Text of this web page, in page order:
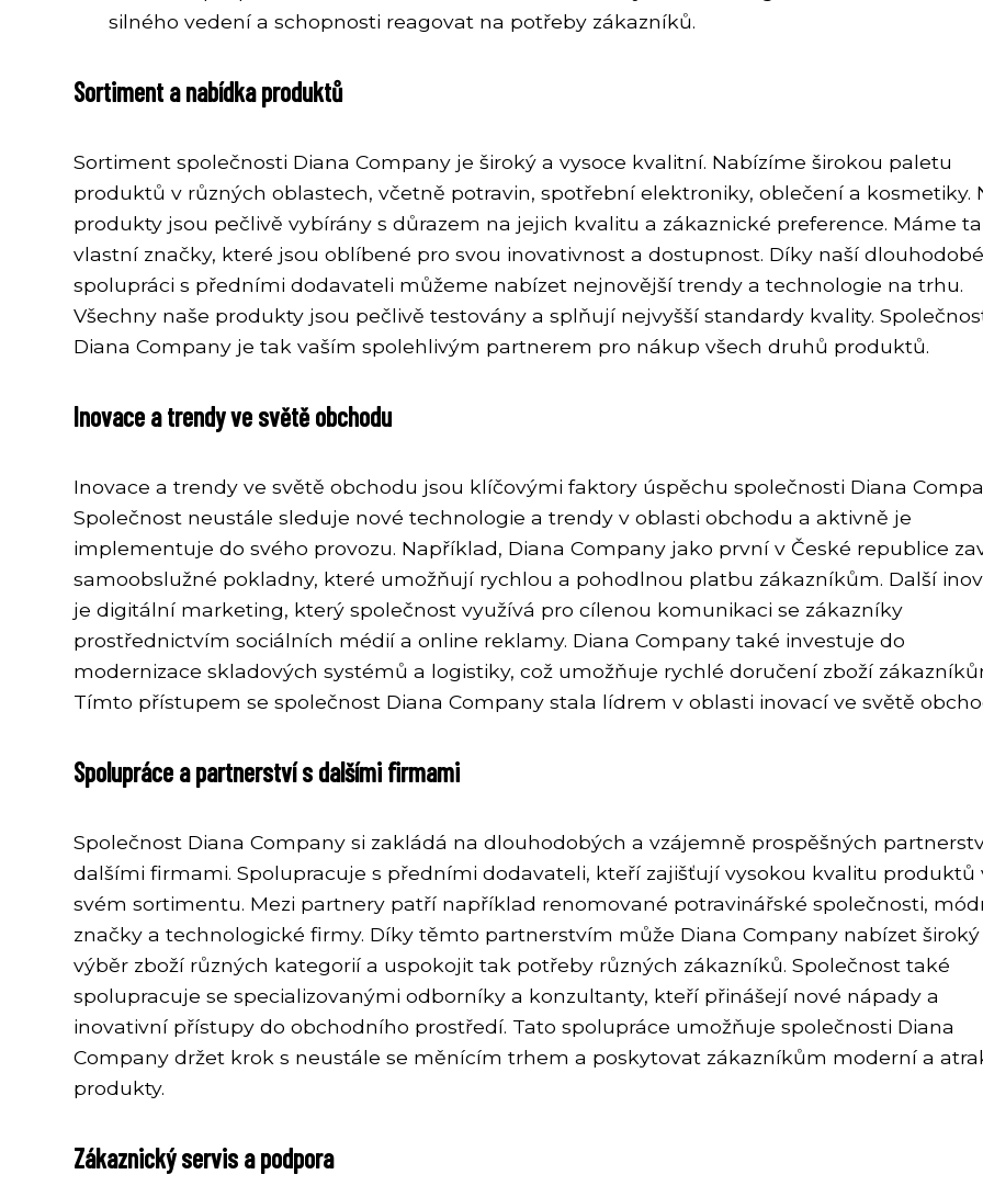
silného vedení a schopnosti reagovat na potřeby zákazníků.
Sortiment a nabídka produktů
Sortiment společnosti Diana Company je široký a vysoce kvalitní. Nabízíme širokou paletu
produktů v různých oblastech, včetně potravin, spotřební elektroniky, oblečení a kosmetiky.
produkty jsou pečlivě vybírány s důrazem na jejich kvalitu a zákaznické preference. Máme
vlastní značky, které jsou oblíbené pro svou inovativnost a dostupnost. Díky naší dlouhodobé
spolupráci s předními dodavateli můžeme nabízet nejnovější trendy a technologie na trhu.
Všechny naše produkty jsou pečlivě testovány a splňují nejvyšší standardy kvality.
Diana Company je tak vaším spolehlivým partnerem pro nákup všech druhů produktů.
Inovace a trendy ve světě obchodu
Inovace a trendy ve světě obchodu jsou klíčovými faktory úspěchu společnosti Diana
Společnost neustále sleduje nové technologie a trendy v oblasti obchodu a aktivně je
implementuje do svého provozu. Například, Diana Company jako první v České republice
samoobslužné pokladny, které umožňují rychlou a pohodlnou platbu zákazníkům. Další
je digitální marketing, který společnost využívá pro cílenou komunikaci se zákazníky
prostřednictvím sociálních médií a online reklamy. Diana Company také investuje do
modernizace skladových systémů a logistiky, což umožňuje rychlé doručení zboží
Tímto přístupem se společnost Diana Company stala lídrem v oblasti inovací ve světě
Spolupráce a partnerství s dalšími firmami
Společnost Diana Company si zakládá na dlouhodobých a vzájemně prospěšných
dalšími firmami. Spolupracuje s předními dodavateli, kteří zajišťují vysokou kvalitu produktů
svém sortimentu. Mezi partnery patří například renomované potravinářské společnosti,
značky a technologické firmy. Díky těmto partnerstvím může Diana Company nabízet široký
výběr zboží různých kategorií a uspokojit tak potřeby různých zákazníků. Společnost také
spolupracuje se specializovanými odborníky a konzultanty, kteří přinášejí nové nápady a
inovativní přístupy do obchodního prostředí. Tato spolupráce umožňuje společnosti Diana
Company držet krok s neustále se měnícím trhem a poskytovat zákazníkům moderní a
produkty.
Zákaznický servis a podpora